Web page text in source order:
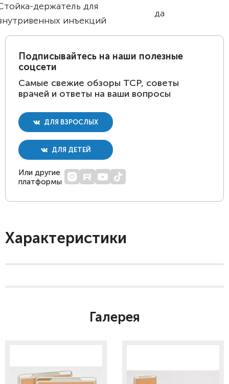
держатель для
инъекций
да
Подписывайтесь на наши полезные
соцсети
Самые свежие обзоры ТСР, советы
врачей и ответы на ваши вопросы
ДЛЯ ВЗРОСЛЫХ
ДЛЯ ДЕТЕЙ
Или другие
платформы
Характеристики
Галерея